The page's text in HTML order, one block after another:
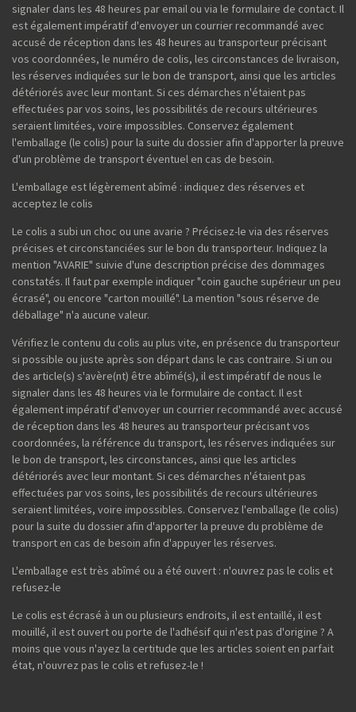
signaler dans les 48 heures par email ou via le formulaire de contact. Il
est également impératif d'envoyer un courrier recommandé avec
accusé de réception dans les 48 heures au transporteur précisant
vos coordonnées, le numéro de colis, les circonstances de livraison,
les réserves indiquées sur le bon de transport, ainsi que les articles
détériorés avec leur montant. Si ces démarches n'étaient pas
effectuées par vos soins, les possibilités de recours ultérieures
seraient limitées, voire impossibles. Conservez également
l'emballage (le colis) pour la suite du dossier afin d'apporter la preuve
d'un problème de transport éventuel en cas de besoin.
L'emballage est légèrement abîmé : indiquez des réserves et
acceptez le colis
Le colis a subi un choc ou une avarie ? Précisez-le via des réserves
précises et circonstanciées sur le bon du transporteur. Indiquez la
mention "AVARIE" suivie d'une description précise des dommages
constatés. Il faut par exemple indiquer "coin gauche supérieur un peu
écrasé", ou encore "carton mouillé". La mention "sous réserve de
déballage" n'a aucune valeur.
Vérifiez le contenu du colis au plus vite, en présence du transporteur
si possible ou juste après son départ dans le cas contraire. Si un ou
des article(s) s'avère(nt) être abîmé(s), il est impératif de nous le
signaler dans les 48 heures via le formulaire de contact. Il est
également impératif d'envoyer un courrier recommandé avec accusé
de réception dans les 48 heures au transporteur précisant vos
coordonnées, la référence du transport, les réserves indiquées sur
le bon de transport, les circonstances, ainsi que les articles
détériorés avec leur montant. Si ces démarches n'étaient pas
effectuées par vos soins, les possibilités de recours ultérieures
seraient limitées, voire impossibles. Conservez l'emballage (le colis)
pour la suite du dossier afin d'apporter la preuve du problème de
transport en cas de besoin afin d'appuyer les réserves.
L'emballage est très abîmé ou a été ouvert : n'ouvrez pas le colis et
refusez-le
Le colis est écrasé à un ou plusieurs endroits, il est entaillé, il est
mouillé, il est ouvert ou porte de l'adhésif qui n'est pas d'origine ? A
moins que vous n'ayez la certitude que les articles soient en parfait
état, n'ouvrez pas le colis et refusez-le !